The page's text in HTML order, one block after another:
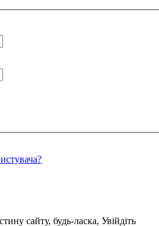
сайту, будь-ласка, Увійдіть